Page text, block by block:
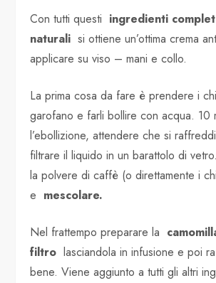
Con tutti questi ingredienti
naturali si ottiene un’ottima crema
applicare su viso – mani e collo.
La prima cosa da fare è prendere i
garofano e farli bollire con acqua. 10
l’ebollizione, attendere che si
filtrare il liquido in un barattolo di
la polvere di caffè (o direttamente i
e mescolare.
Nel frattempo preparare la
filtro lasciandola in infusione e poi
bene. Viene aggiunto a tutti gli altri